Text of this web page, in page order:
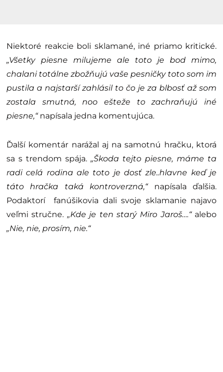
Niektoré reakcie boli sklamané, iné priamo kritické.
„Všetky piesne milujeme ale toto je bod mimo,
chalani totálne zbožňujú vaše pesničky toto som im
pustila a najstarší zahlásil to čo je za blbosť až som
zostala smutná, noo ešteže to zachraňujú iné
piesne,“ napísala jedna komentujúca.
Ďalší komentár narážal aj na samotnú hračku, ktorá
sa s trendom spája. „Škoda tejto piesne, máme ta
radi celá rodina ale toto je dosť zle..hlavne keď je
táto hračka taká kontroverzná,“ napísala ďalšia.
Podaktorí fanúšikovia dali svoje sklamanie najavo
veľmi stručne. „Kde je ten starý Miro Jaroš….“alebo
„Nie, nie, prosím, nie.“